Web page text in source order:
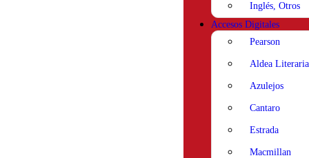
Inglés, Otros
Accesos Digitales
Pearson
Aldea Literaria
Azulejos
Cantaro
Estrada
Macmillan